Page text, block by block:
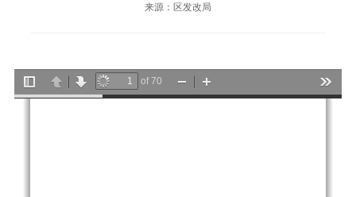
来源：区发改局